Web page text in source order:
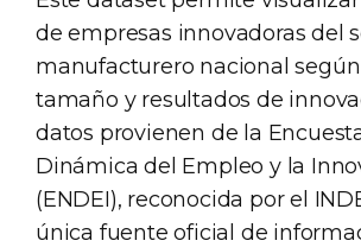
de empresas innovadoras del
manufacturero nacional
tamaño y resultados de
datos provienen de la
Dinámica del Empleo y la
(ENDEI), reconocida por el
única fuente oficial de